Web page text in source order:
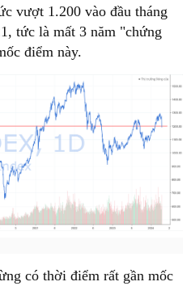
vượt 1.200 vào đầu tháng
tức là mất 3 năm "chứng
điểm này.
có thời điểm rất gần mốc